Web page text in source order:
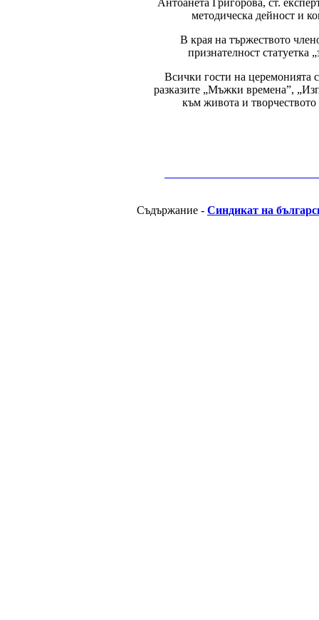
методическа дейност и
В края на тържеството
признателност статуетка
Всички гости на церемонията
разказите „Мъжки времена”,
към живота и
Съдържание - Синдикат на